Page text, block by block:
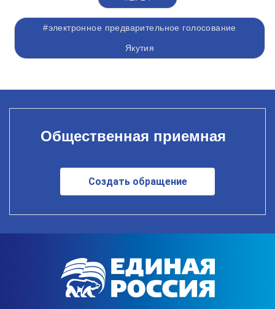
#электронное предварительное голосование
Якутия
Общественная приемная
Создать обращение